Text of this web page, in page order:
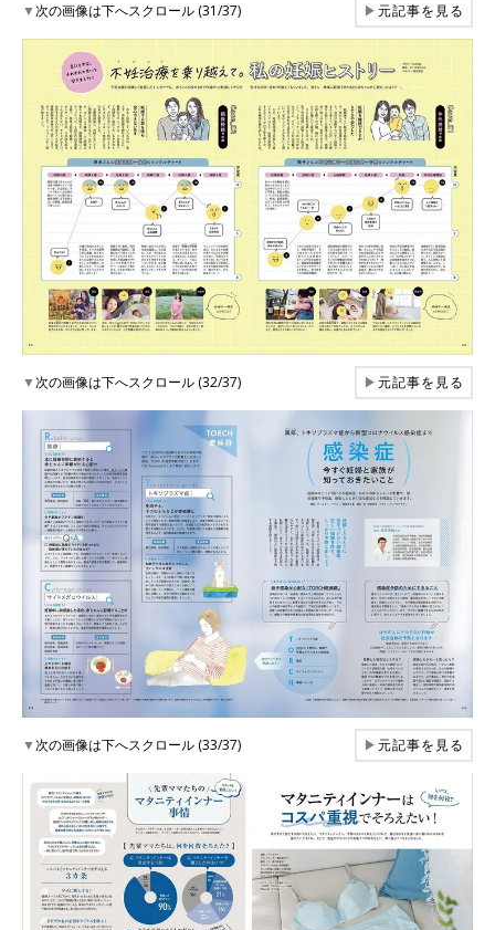
▼次の画像は下へスクロール (31/37) ▶元記事を見る
▼次の画像は下へスクロール (32/37) ▶元記事を見る
▼次の画像は下へスクロール (33/37) ▶元記事を見る